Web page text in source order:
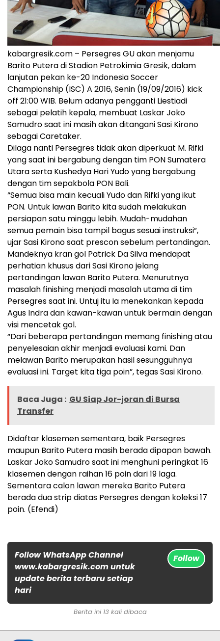
kabargresik.com – Persegres GU akan menjamu
Barito Putera di Stadion Petrokimia Gresik, dalam
lanjutan pekan ke-20 Indonesia Soccer
Championship (ISC) A 2016, Senin (19/09/2016) kick
off 21:00 WIB. Belum adanya pengganti Liestiadi
sebagai pelatih kepala, membuat Laskar Joko
Samudro saat ini masih akan ditangani Sasi Kirono
sebagai Caretaker.
Dilaga nanti Persegres tidak akan diperkuat M. Rifki
yang saat ini bergabung dengan tim PON Sumatera
Utara serta Kushedya Hari Yudo yang bergabung
dengan tim sepakbola PON Bali.
“Semua bisa main kecuali Yudo dan Rifki yang ikut
PON. Untuk lawan Barito kita sudah melakukan
persiapan satu minggu lebih. Mudah-mudahan
semua pemain bisa tampil bagus sesuai instruksi”,
ujar Sasi Kirono saat prescon sebelum pertandingan.
Mandeknya kran gol Patrick Da Silva mendapat
perhatian khusus dari Sasi Kirono jelang
pertandingan lawan Barito Putera. Menurutnya
masalah finishing menjadi masalah utama di tim
Persegres saat ini. Untuj itu Ia menekankan kepada
Agus Indra dan kawan-kawan untuk bermain dengan
visi mencetak gol.
“Dari beberapa pertandingan memang finishing atau
penyelesaian akhir menjadi evaluasi kami. Dan
melawan Barito merupakan hasil sesungguhnya
evaluasi ini. Target kita tiga poin”, tegas Sasi Kirono.
Baca Juga : GU Siap Jor-joran di Bursa
Transfer
Didaftar klasemen sementara, baik Persegres
maupun Barito Putera masih berada dipapan bawah.
Laskar Joko Samudro saat ini menghuni peringkat 16
klasemen dengan raihan 16 poin dari 19 laga.
Sementara calon lawan mereka Barito Putera
berada dua strip diatas Persegres dengan koleksi 17
poin. (Efendi)
Follow WhatsApp Channel
www.kabargresik.com untuk
update berita terbaru setiap
hari
Follow
Berita ini 13 kali dibaca